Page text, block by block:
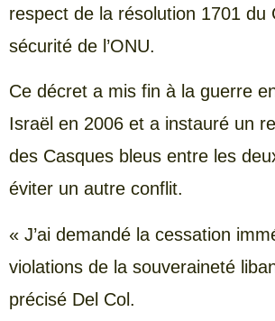
respect de la résolution 1701 du
sécurité de l’ONU.
Ce décret a mis fin à la guerre
Israël en 2006 et a instauré un
des Casques bleus entre les
éviter un autre conflit.
« J’ai demandé la cessation
violations de la souveraineté
précisé Del Col.